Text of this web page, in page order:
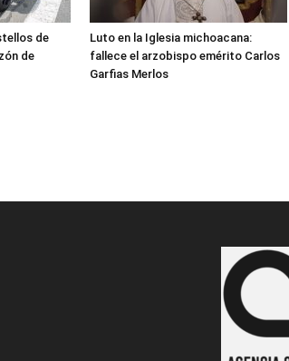
de
de
Luto en la Iglesia michoacana:
fallece el arzobispo emérito Carlos
Garfias Merlos